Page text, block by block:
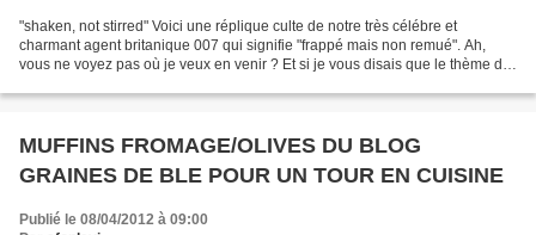
"shaken, not stirred" Voici une réplique culte de notre très célébre et
charmant agent britanique 007 qui signifie "frappé mais non remué". Ah,
vous ne voyez pas où je veux en venir ? Et si je vous disais que le thème du
MUFFINS FROMAGE/OLIVES DU BLOG
GRAINES DE BLE POUR UN TOUR EN CUISINE
Publié le 08/04/2012 à 09:00